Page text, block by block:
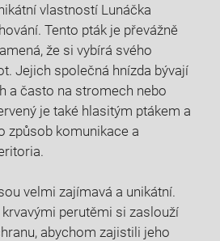
vlastností Lunáčka
Tento pták je převážně
že si vybírá svého
Jejich společná hnízda bývají
a často na stromech nebo
je také hlasitým ptákem a
způsob komunikace a
velmi zajímavá a unikátní.
perutěmi si zaslouží
abychom zajistili jeho